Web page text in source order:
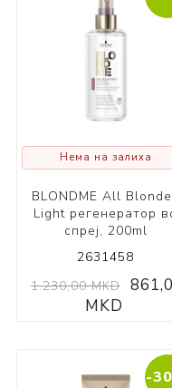
Нема на залиха
BLONDME All
Light регенератор
спреј, 200ml
2631458
1.230,00 MKD
MKD
-